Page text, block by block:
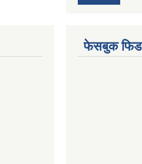
फेसबुक फिड